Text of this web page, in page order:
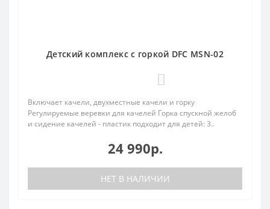
Детский комплекс с горкой DFC MSN-02
Включает качели, двухместные качели и горку
Регулируемые веревки для качелей Горка спускной желоб
и сидение качелей - пластик подходит для детей: 3..
24 990р.
НЕТ В НАЛИЧИИ